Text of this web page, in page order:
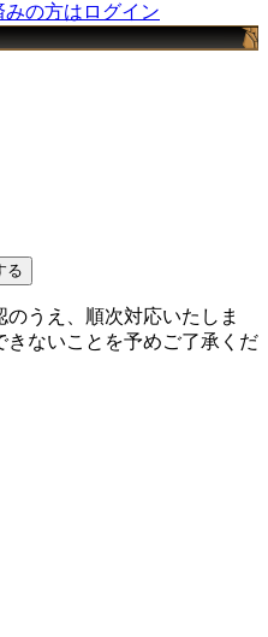
みの方はログイン
る
うえ、順次対応いたしま
ないことを予めご了承くだ